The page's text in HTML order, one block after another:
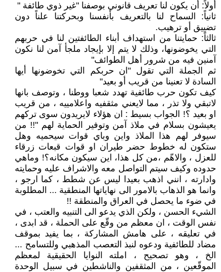
أولاً: أن يكون لنا تعريف قانوني بوصفنا "غير ذوي طائفة "
ثانياً: السماح لنا بالتعريف بأنفسنا وبحركتنا علناً دون
تضييق أو ترهيب.
ثالثاً: حمايتنا من استهداف أبناء الطائفتين لنا في حربهم
التي يخوضونها، وذلك لا يتم إلا بإيجاد ملجأ آمن لنا نكون
آمنين فيه من شرور أهل الطوائف"
ثم الجملة التي تقول "ان حربكم التي تخوضونها أيها
السادة لا تعنينا من قريب أو بعيد"
كيف تكون حرب طائفية تهدد شعبا ووطنا ، وتوصف بانها
لاتبقي ولا تذر ، مما لايعني مثقفيه واعلامييه ، من قريب
او بعيد ؟! الجواب بسيط : ان هؤلاء لايريدون سوى تركهم
يعيشون بسلام في ملاذ آمن وتوفير الحماية لهم "!! من
سيوفر لهم هذا الملاذ واين وباي قوات سيحميه وهل
ستكون له خطوط حضر طيران او قوات قبعات زرقاء
للعزل ، والاهّم ،من كل هذا، اين سيكون مكانه؟! وماهي
حدوده وكيف سيتم التواصل معه والاشراف عليه وحمايته
وادارته ، انني اذهب بعيدا ليس عن شطط ، كما ارجو ،
وانما هو الذهاب بالامور الى نهاياتها المنطقية ... المطلوبة
في ضوء ما يحصل في العراق والمنطقة !!
الشيء الحسن ، ولكن الذي يدعو الى التنبيه والعتب ، في
نفس الوقت ، ان معظم من وقّع على الحملة ، قد ابدى ،
في تعليقه ، على هامش المشاركة ، بما يفيد بموقف
مضاد للطائفية ودعوه لنبذ التعصب المذهبي وللتسامح ...
الخ ، وهو تصحيح ، املته النوايا الحقيقية لمعظم
الموقّعين ، من المثقفين والناشطين في سبيل الوحدة